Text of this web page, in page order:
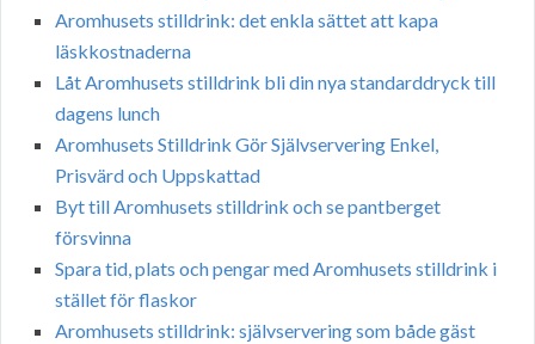
Aromhusets stilldrink: det enkla sättet att kapa
läskkostnaderna
Låt Aromhusets stilldrink bli din nya standarddryck till
dagens lunch
Aromhusets Stilldrink Gör Självservering Enkel,
Prisvärd och Uppskattad
Byt till Aromhusets stilldrink och se pantberget
försvinna
Spara tid, plats och pengar med Aromhusets stilldrink i
stället för flaskor
Aromhusets stilldrink: självservering som både gäst